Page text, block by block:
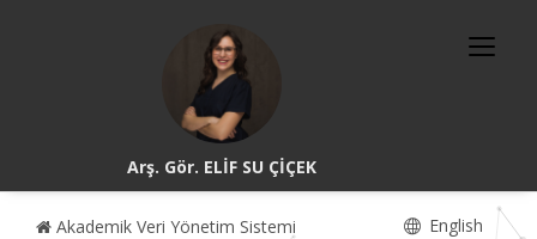
Arş. Gör. ELİF SU ÇİÇEK
Akademik Veri Yönetim Sistemi English